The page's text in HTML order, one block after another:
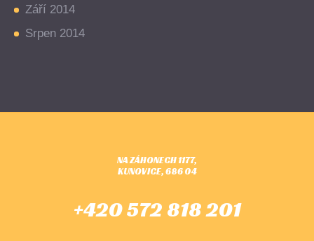
Září 2014
Srpen 2014
NA ZÁHONECH 1177,
KUNOVICE, 686 04
+420 572 818 201